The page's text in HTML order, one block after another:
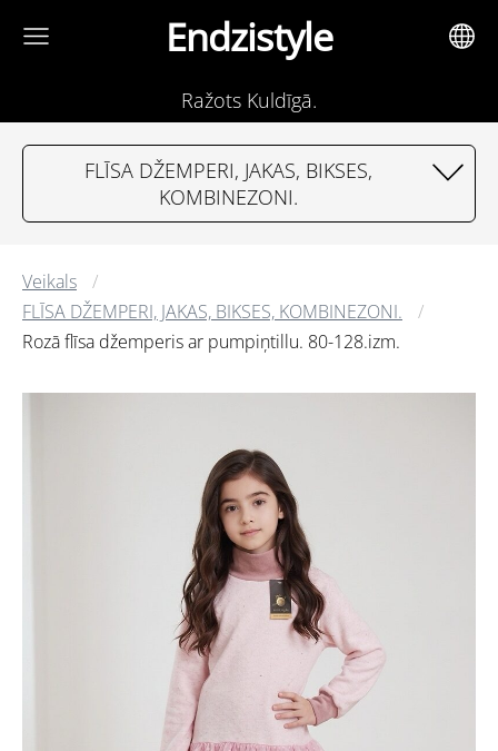
Endzistyle
Ražots Kuldīgā.
FLĪSA DŽEMPERI, JAKAS, BIKSES,
KOMBINEZONI.
Veikals
FLĪSA DŽEMPERI, JAKAS, BIKSES, KOMBINEZONI.
Rozā flīsa džemperis ar pumpiņtillu. 80-128.izm.